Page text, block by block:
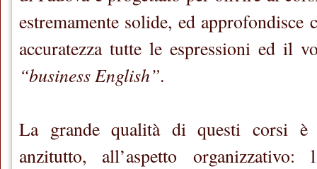
estremamente solide, ed approfondisce
accuratezza tutte le espressioni ed il
“business English”.
La grande qualità di questi corsi è
anzitutto, all’aspetto organizzativo: